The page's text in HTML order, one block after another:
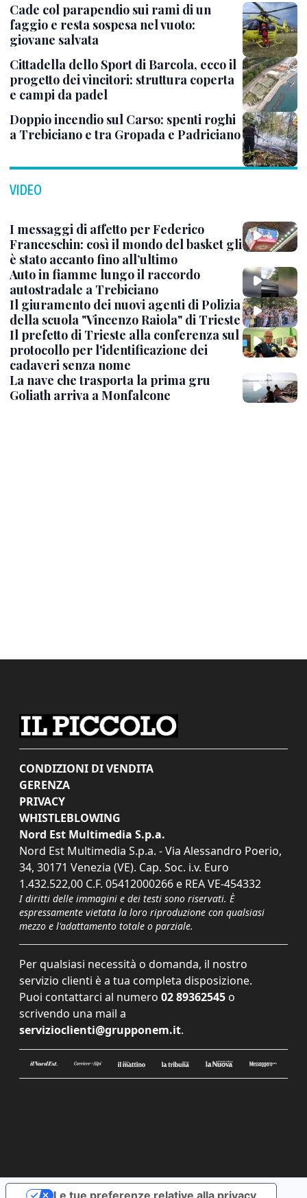
Cade col parapendio sui rami di un
faggio e resta sospesa nel vuoto:
giovane salvata
Cittadella dello Sport di Barcola, ecco il
progetto dei vincitori: struttura coperta
e campi da padel
Doppio incendio sul Carso: spenti roghi
a Trebiciano e tra Gropada e Padriciano
VIDEO
I messaggi di affetto per Federico
Franceschin: così il mondo del basket gli
è stato accanto fino all’ultimo
Auto in fiamme lungo il raccordo
autostradale a Trebiciano
Il giuramento dei nuovi agenti di Polizia
della scuola "Vincenzo Raiola" di Trieste
Il prefetto di Trieste alla conferenza sul
protocollo per l'identificazione dei
cadaveri senza nome
La nave che trasporta la prima gru
Goliath arriva a Monfalcone
CONDIZIONI DI VENDITA
GERENZA
PRIVACY
WHISTLEBLOWING
Nord Est Multimedia S.p.a.
Nord Est Multimedia S.p.a. - Via Alessandro Poerio,
34, 30171 Venezia (VE). Cap. Soc. i.v. Euro
1.432.522,00 C.F. 05412000266 e REA VE-454332
I diritti delle immagini e dei testi sono riservati. È
espressamente vietata la loro riproduzione con qualsiasi
mezzo e l'adattamento totale o parziale.
Per qualsiasi necessità o domanda, il nostro
servizio clienti è a tua completa disposizione.
Puoi contattarci al numero 02 89362545 o
scrivendo una mail a
servizioclienti@grupponem.it.